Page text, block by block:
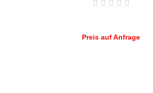
Preis auf Anfrage